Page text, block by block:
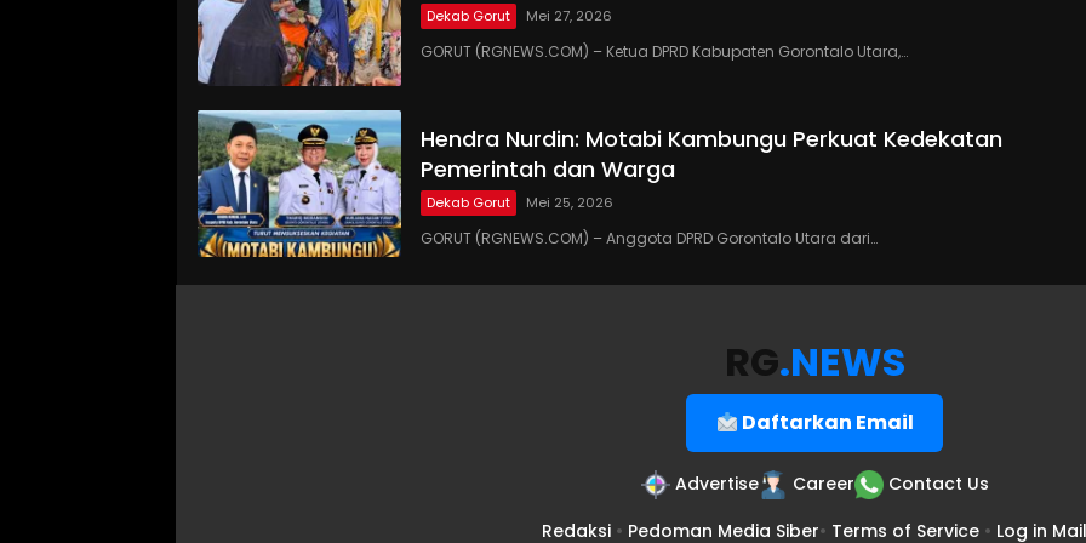
Dekab Gorut Mei 27, 2026
GORUT (RGNEWS.COM) – Ketua DPRD Kabupaten Gorontalo Utara,…
Hendra Nurdin: Motabi Kambungu Perkuat Kedekatan
Pemerintah dan Warga
Dekab Gorut Mei 25, 2026
GORUT (RGNEWS.COM) – Anggota DPRD Gorontalo Utara dari…
RG.NEWS
Daftarkan Email
Advertise Career
Contact Us
Redaksi • Pedoman Media Siber• Terms of Service • Log in Mail